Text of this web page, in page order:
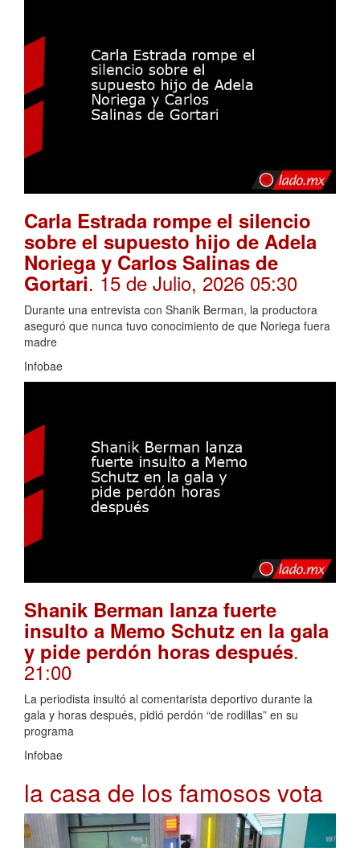
Carla Estrada rompe el silencio
sobre el supuesto hijo de Adela
Noriega y Carlos Salinas de
Gortari. 15 de Julio, 2026 05:30
Durante una entrevista con Shanik Berman, la productora
aseguró que nunca tuvo conocimiento de que Noriega fuera
madre
Infobae
Shanik Berman lanza fuerte
insulto a Memo Schutz en la gala
y pide perdón horas después.
21:00
La periodista insultó al comentarista deportivo durante la
gala y horas después, pidió perdón “de rodillas” en su
programa
Infobae
la casa de los famosos vota